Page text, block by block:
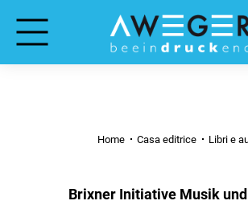
Home Casa editrice Libri e
Brixner Initiative Musik